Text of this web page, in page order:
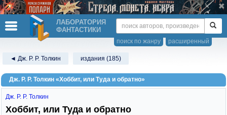
ЛАБОРАТОРИЯ
ФАНТАСТИКИ
расширенный
поиск по жанру
◄ Дж. Р. Р. Толкин издания (185)
Дж. Р. Р. Толкин «Хоббит, или Туда и обратно»
Дж. Р. Р. Толкин
Хоббит, или Туда и обратно